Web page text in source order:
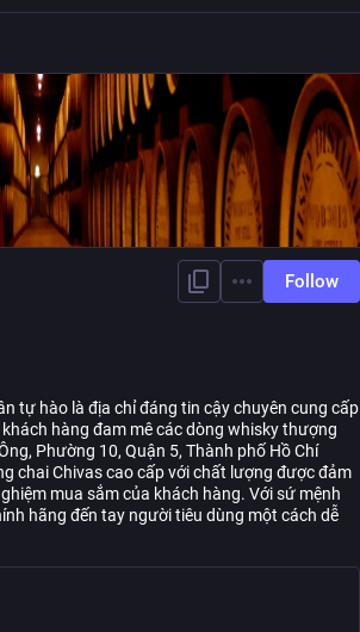
Follow
tự hào là địa chỉ đáng tin cậy chuyên cung cấp
hàng đam mê các dòng whisky thượng
Phường 10, Quận 5, Thành phố Hồ Chí
chai Chivas cao cấp với chất lượng được đảm
mua sắm của khách hàng. Với sứ mệnh
hãng đến tay người tiêu dùng một cách dễ